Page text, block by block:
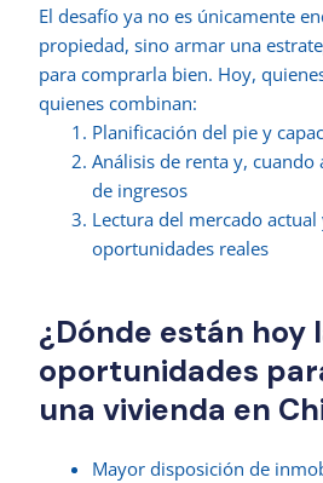
El desafío ya no es únicamente
propiedad, sino armar una
para comprarla bien. Hoy,
quienes combinan:
Planificación del pie y
Análisis de renta y,
de ingresos
Lectura del mercado actual
oportunidades reales
¿Dónde están hoy
oportunidades
una vivienda en
Mayor disposición de